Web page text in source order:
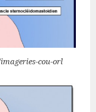
cou-orl